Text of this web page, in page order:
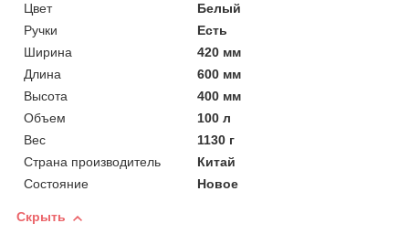
Цвет
Белый
Ручки
Есть
Ширина
420 мм
Длина
600 мм
Высота
400 мм
Объем
100 л
Вес
1130 г
Страна производитель
Китай
Состояние
Новое
Скрыть